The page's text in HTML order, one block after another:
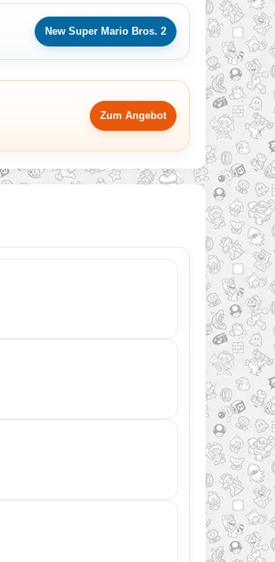
New Super Mario Bros. 2
Zum Angebot